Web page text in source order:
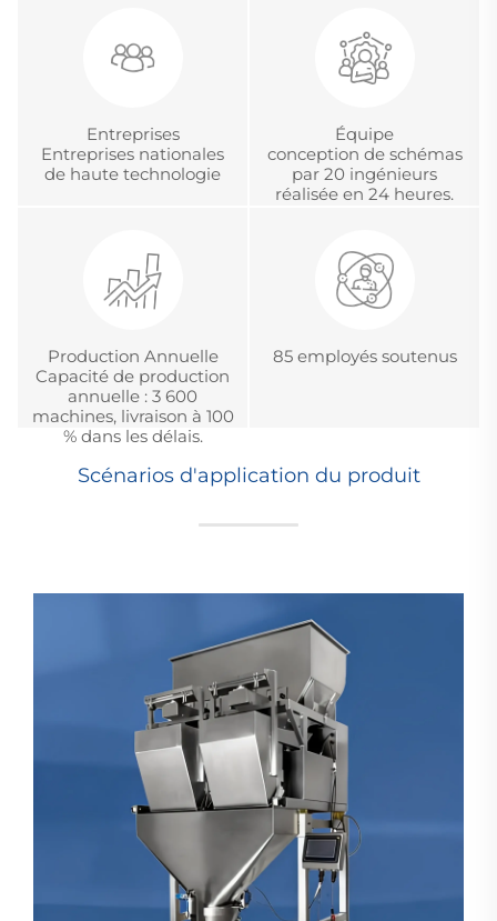
et ODM
métrologique.
Entreprises
Entreprises nationales
de haute technologie
Équipe
conception de schémas
par 20 ingénieurs
réalisée en 24 heures.
Production Annuelle
Capacité de production
annuelle : 3 600
machines, livraison à 100
% dans les délais.
85 employés soutenus
Scénarios d'application du produit